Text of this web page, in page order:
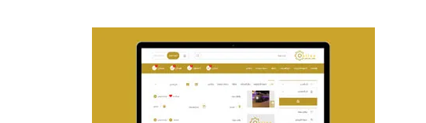
تصميم حراج مهنى